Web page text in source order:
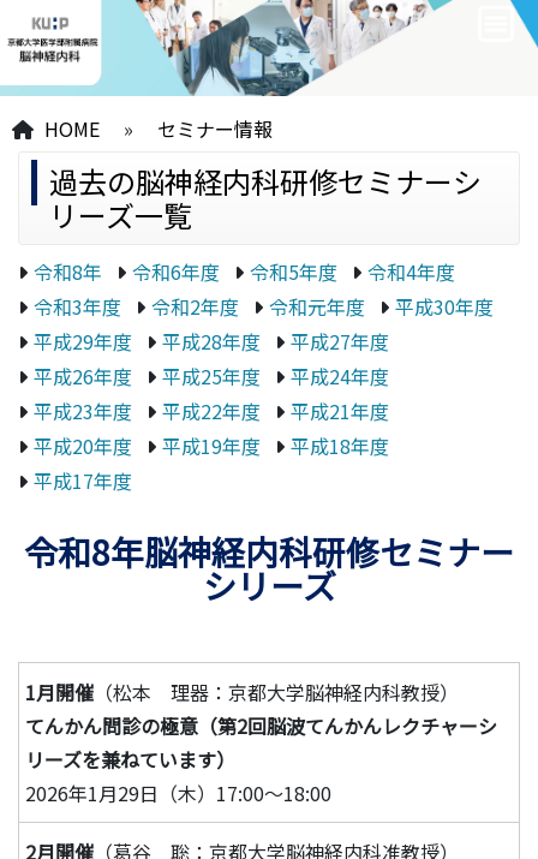
HOME » セミナー情報
過去の脳神経内科研修セミナーシ
リーズ一覧
令和8年 令和6年度 令和5年度
令和4年度
令和3年度
令和2年度 令和元年度
平成30年度
平成29年度
平成28年度
平成27年度
平成26年度
平成25年度
平成24年度
平成23年度
平成22年度
平成21年度
平成20年度
平成19年度
平成18年度
平成17年度
令和8年脳神経内科研修セミナー
シリーズ
1月開催 （松本 理器：京都大学脳神経内科教授）
てんかん問診の極意（第2回脳波てんかんレクチャーシ
リーズを兼ねています）
2026年1月29日（木）17:00～18:00
2月開催 （葛谷 聡：京都大学脳神経内科准教授）